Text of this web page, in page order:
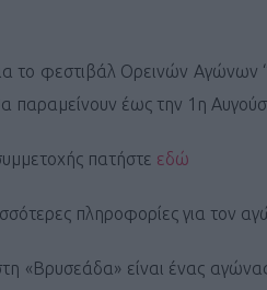
το φεστιβάλ Ορεινών
παραμείνουν έως την 1η
πατήστε εδώ
πληροφορίες για τον
«Βρυσεάδα» είναι ένας